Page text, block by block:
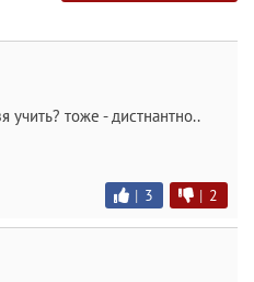
учить? тоже - дистнантно..
| 3 | 2